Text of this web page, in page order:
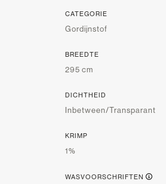
CATEGORIE
Gordijnstof
BREEDTE
295 cm
DICHTHEID
Inbetween/Transparant
KRIMP
1%
WASVOORSCHRIFTEN